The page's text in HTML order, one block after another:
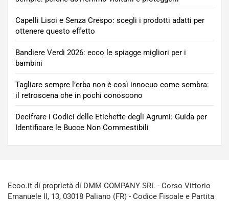
Capelli Lisci e Senza Crespo: scegli i prodotti adatti per
ottenere questo effetto
Bandiere Verdi 2026: ecco le spiagge migliori per i
bambini
Tagliare sempre l’erba non è così innocuo come sembra:
il retroscena che in pochi conoscono
Decifrare i Codici delle Etichette degli Agrumi: Guida per
Identificare le Bucce Non Commestibili
Ecoo.it di proprietà di DMM COMPANY SRL - Corso Vittorio
Emanuele II, 13, 03018 Paliano (FR) - Codice Fiscale e Partita